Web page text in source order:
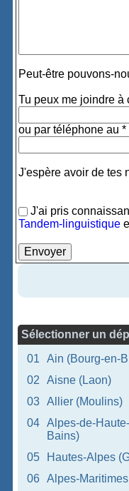
Peut-être pouvons-
Tu peux me joindre à
ou par téléphone au *
J'espère avoir de tes
J'ai pris
Tandem-linguistique
Sélectionner un
01
Ain (Bourg-en-
02
Aisne (Laon)
03
Allier (Moulins)
04
Alpes-de-
Bains)
05 Hautes-Alpes
06
Alpes-